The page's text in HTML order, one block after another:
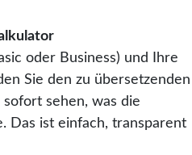
oder Business) und Ihre
Sie den zu übersetzenden
sehen, was die
Das ist einfach, transparent